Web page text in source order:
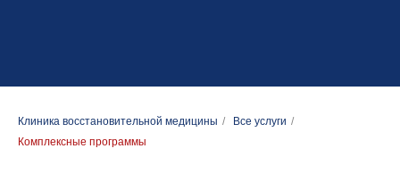
Клиника восстановительной медицины / Все услуги /
Комплексные программы